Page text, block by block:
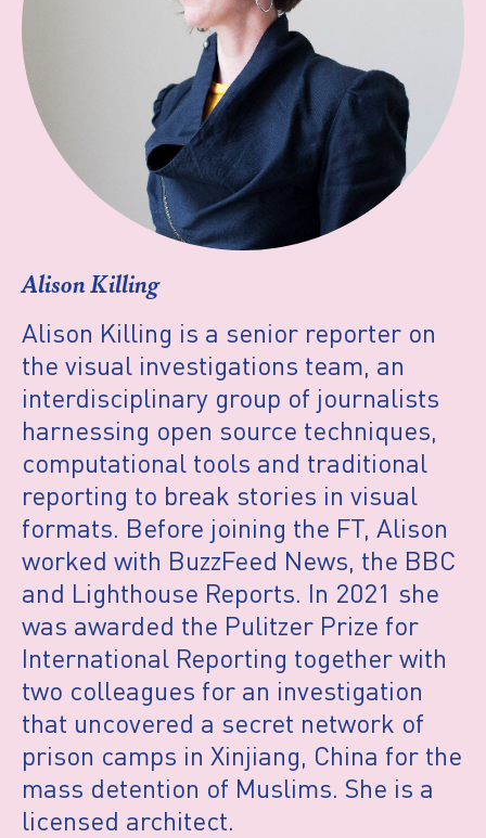
Alison Killing
Alison Killing is a senior reporter on
the visual investigations team, an
interdisciplinary group of journalists
harnessing open source techniques,
computational tools and traditional
reporting to break stories in visual
formats. Before joining the FT, Alison
worked with BuzzFeed News, the BBC
and Lighthouse Reports. In 2021 she
was awarded the Pulitzer Prize for
International Reporting together with
two colleagues for an investigation
that uncovered a secret network of
prison camps in Xinjiang, China for the
mass detention of Muslims. She is a
licensed architect.